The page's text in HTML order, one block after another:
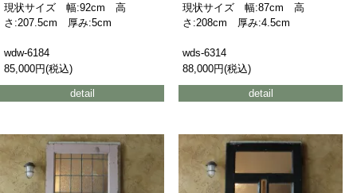
現状サイズ 幅:92cm 高
さ:207.5cm 厚み:5cm
wdw-6184
85,000円(税込)
detail
現状サイズ 幅:87cm 高
さ:208cm 厚み:4.5cm
wds-6314
88,000円(税込)
detail